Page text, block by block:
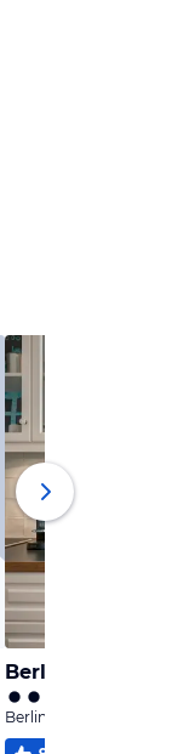
Berlin Gorki
Berlin-Mitte, Berlin